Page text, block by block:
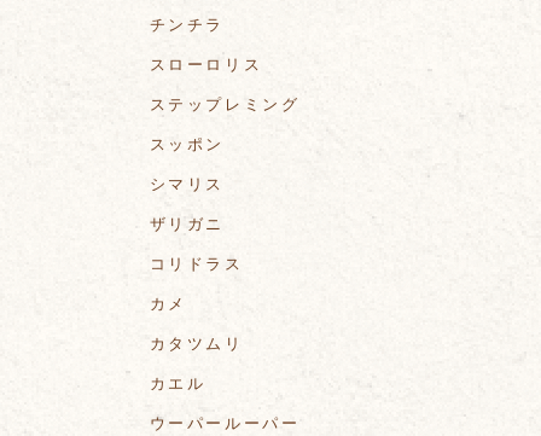
チンチラ
スローロリス
ステップレミング
スッポン
シマリス
ザリガニ
コリドラス
カメ
カタツムリ
カエル
ウーパールーパー